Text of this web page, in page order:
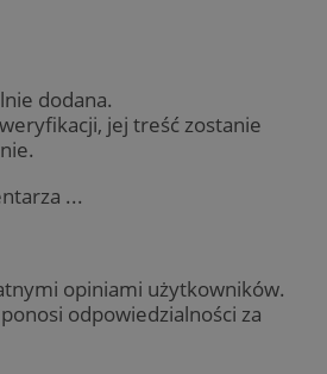
dodana.
jej treść zostanie
...
opiniami użytkowników.
odpowiedzialności za